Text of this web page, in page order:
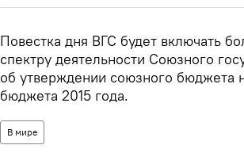
Повестка дня ВГС будет включать
спектру деятельности Союзного
об утверждении союзного бюджета
бюджета 2015 года.
В мире